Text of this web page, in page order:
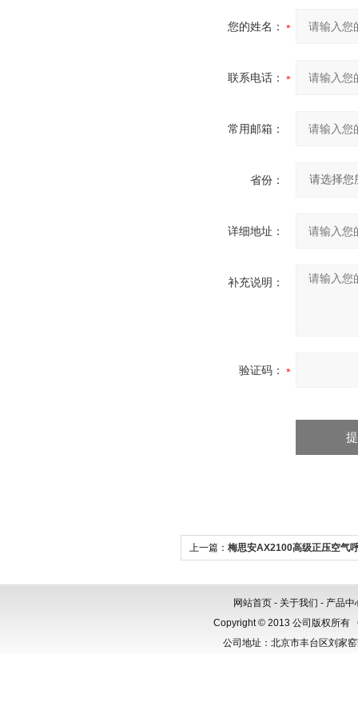
您的姓名：
联系电话：
常用邮箱：
省份：
详细地址：
补充说明：
验证码：
上一篇： 梅思安AX2100高级正压空气
网站首页 - 关于我们 - 产品中
Copyright © 2013 公司版权所有
公司地址：北京市丰台区刘家